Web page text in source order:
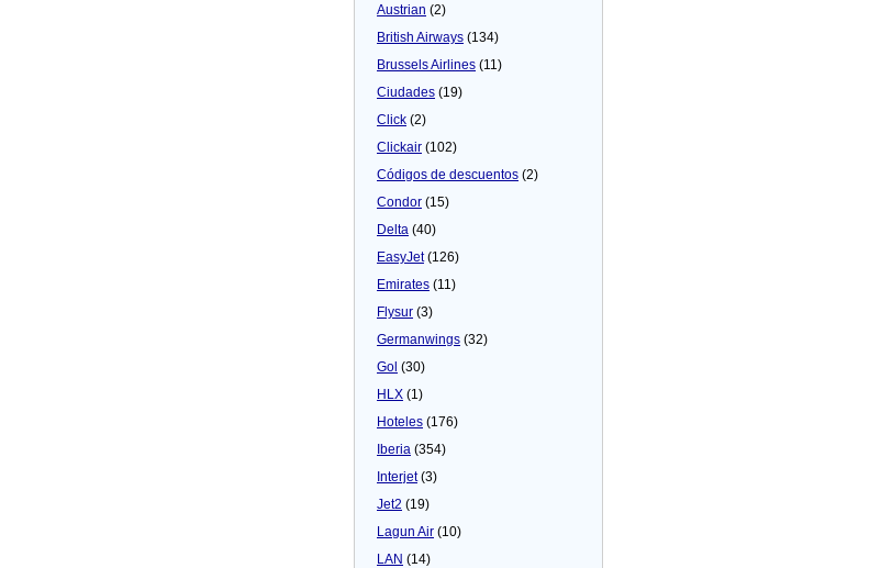
Austrian (2)
British Airways (134)
Brussels Airlines (11)
Ciudades (19)
Click (2)
Clickair (102)
Códigos de descuentos (2)
Condor (15)
Delta (40)
EasyJet(126)
Emirates (11)
Flysur (3)
Germanwings (32)
Gol (30)
HLX (1)
Hoteles (176)
Iberia (354)
Interjet(3)
Jet2 (19)
Lagun Air (10)
LAN (14)